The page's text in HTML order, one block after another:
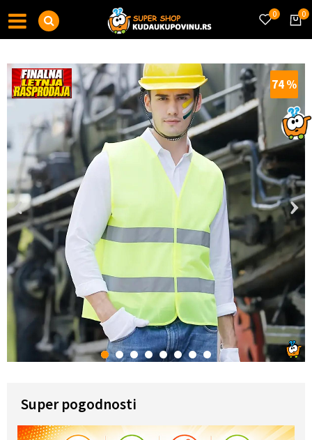
0
0
1 2 3 4 5 6 7 8
74%
Super pogodnosti